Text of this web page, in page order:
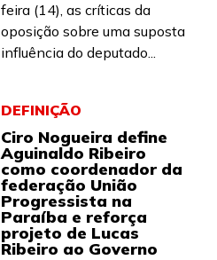
feira (14), as críticas da
oposição sobre uma suposta
influência do deputado...
DEFINIÇÃO
Ciro Nogueira define
Aguinaldo Ribeiro
como coordenador da
federação União
Progressista na
Paraíba e reforça
projeto de Lucas
Ribeiro ao Governo